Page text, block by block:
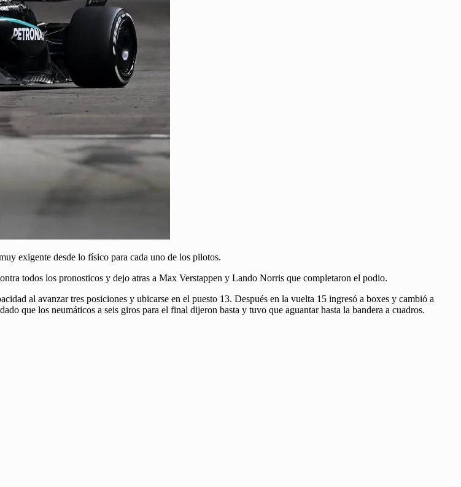
exigente desde lo físico para cada uno de los pilotos.
todos los pronosticos y dejo atras a Max Verstappen y Lando Norris que completaron el podio.
al avanzar tres posiciones y ubicarse en el puesto 13. Después en la vuelta 15 ingresó a boxes y cambió a
que los neumáticos a seis giros para el final dijeron basta y tuvo que aguantar hasta la bandera a cuadros.